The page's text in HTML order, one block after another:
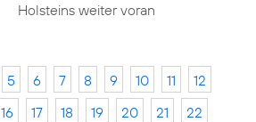
Holsteins weiter voran
5 6 7 8 9 10 11
12
16 17 18 19 20 21
22